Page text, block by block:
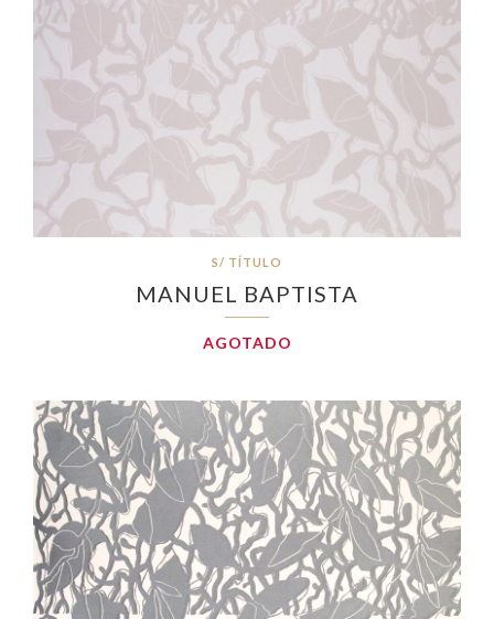
S/ TÍTULO
MANUEL BAPTISTA
AGOTADO